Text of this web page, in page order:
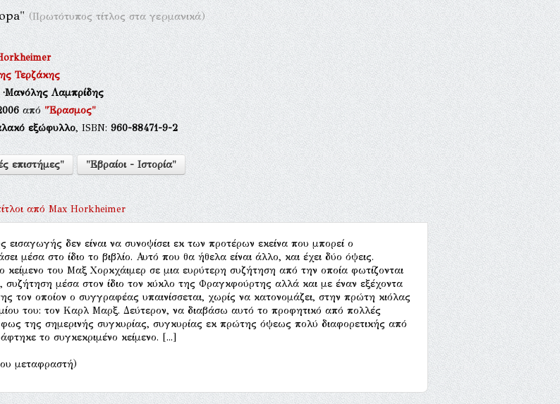
(Πρωτότυπος τίτλος στα γερμανικά)
Τερζάκης
·Μανόλης Λαμπρίδης
από"Έρασμος"
εξώφυλλο, ISBN:960-88471-9-2
επιστήμες" "Εβραίοι - Ιστορία"
απόMax Horkheimer
εισαγωγής δεν είναι να συνοψίσει εκ των προτέρων εκείνα που μπορεί ο
μέσα στο ίδιο το βιβλίο. Αυτό που θα ήθελα είναι άλλο, και έχει δύο όψεις.
κείμενο του Μαξ Χορκχάιμερ σε μια ευρύτερη συζήτηση από την οποία φωτίζονται
συζήτηση μέσα στον ίδιο τον κύκλο της Φραγκφούρτης αλλά και με έναν εξέχοντα
τον οποίον ο συγγραφέας υπαινίσσεται, χωρίς να κατονομάζει, στην πρώτη κιόλας
του: τον Καρλ Μαρξ. Δεύτερον, να διαβάσω αυτό το προφητικό από πολλές
φως της σημερινής συγκυρίας, συγκυρίας εκ πρώτης όψεως πολύ διαφορετικής από
το συγκεκριμένο κείμενο. [...]
μεταφραστή)